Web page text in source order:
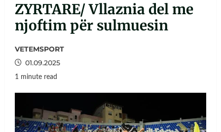
ZYRTARE/ Vllaznia del me
njoftim për sulmuesin
VETEMSPORT
01.09.2025
1 minute read